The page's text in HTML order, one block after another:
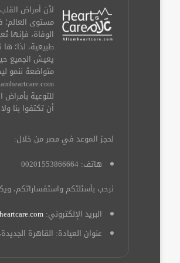
لأن أمراض
مستوى
الوفاة، فإنها
طبيعية، لذا؛
يعيش الجميع
متواضعة ننمو
للتوعية بأمراض
أن تكتفوا بنا
لحجز الموعد في مصر من خلال:
هاتف: 00201553866664
نرحب بأسئلتكم واستفساراتكم،
البريد الإلكتروني:
عنوان العيادة: القاهرة